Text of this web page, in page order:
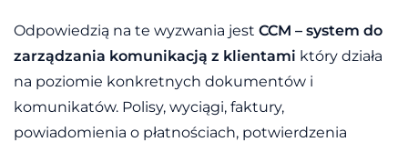
Odpowiedzią na te wyzwania jest CCM – system do
zarządzania komunikacją z klientami który działa
na poziomie konkretnych dokumentów i
komunikatów. Polisy, wyciągi, faktury,
powiadomienia o płatnościach, potwierdzenia